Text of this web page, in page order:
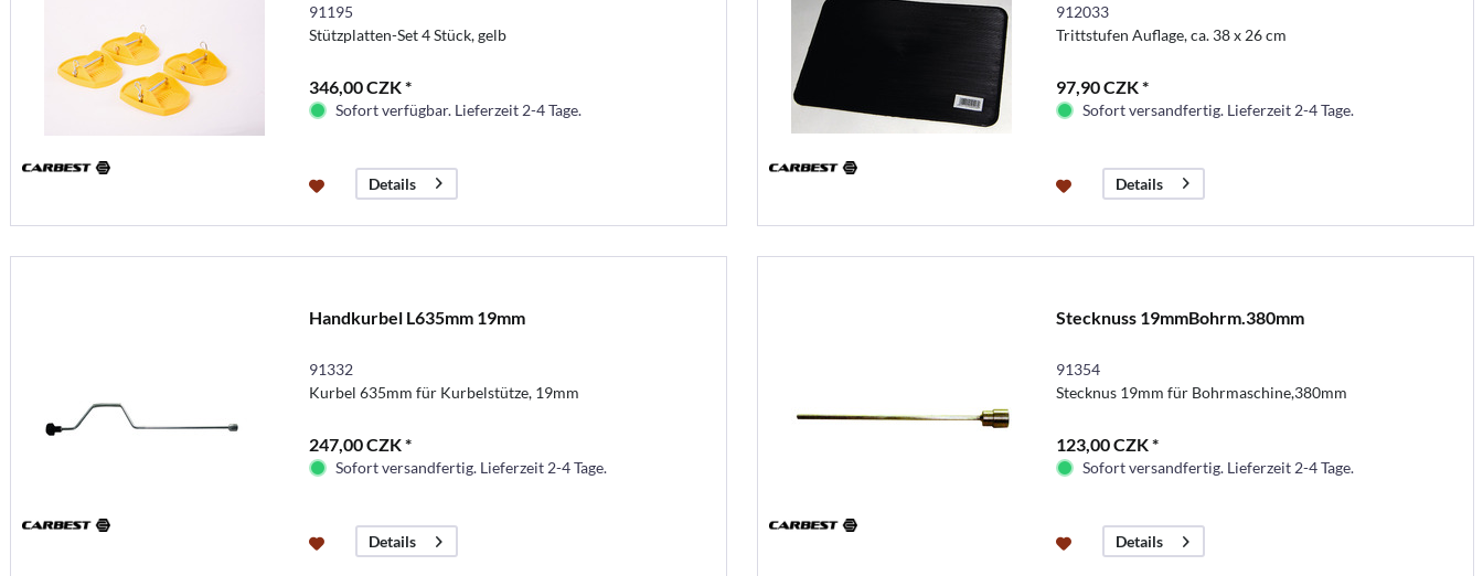
91195
Stützplatten-Set 4 Stück, gelb
346,00 CZK *
Sofort verfügbar. Lieferzeit 2-4 Tage.
Details
912033
Trittstufen Auflage, ca. 38 x 26 cm
97,90 CZK *
Sofort versandfertig. Lieferzeit 2-4 Tage.
Details
Handkurbel L635mm 19mm
91332
Kurbel 635mm für Kurbelstütze, 19mm
247,00 CZK *
Sofort versandfertig. Lieferzeit 2-4 Tage.
Details
Stecknuss 19mmBohrm.380mm
91354
Stecknus 19mm für Bohrmaschine,380mm
123,00 CZK *
Sofort versandfertig. Lieferzeit 2-4 Tage.
Details